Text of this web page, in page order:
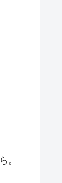
。